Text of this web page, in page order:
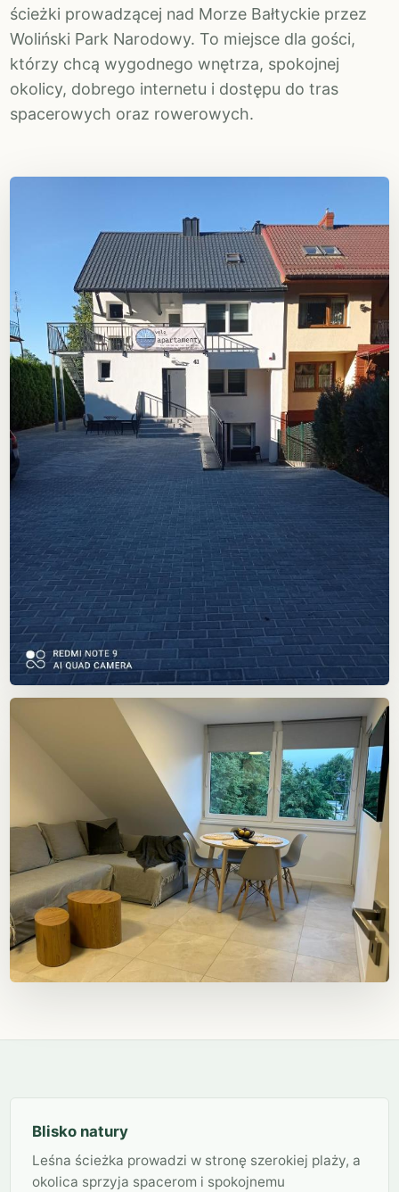
ścieżki prowadzącej nad Morze Bałtyckie przez
Woliński Park Narodowy. To miejsce dla gości,
którzy chcą wygodnego wnętrza, spokojnej
okolicy, dobrego internetu i dostępu do tras
spacerowych oraz rowerowych.
Blisko natury
Leśna ścieżka prowadzi w stronę szerokiej plaży, a
okolica sprzyja spacerom i spokojnemu